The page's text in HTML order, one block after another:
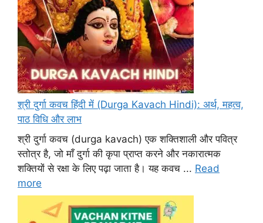
श्री दुर्गा कवच हिंदी में (Durga Kavach Hindi): अर्थ, महत्व,
पाठ विधि और लाभ
श्री दुर्गा कवच (durga kavach) एक शक्तिशाली और पवित्र
स्तोत्र है, जो माँ दुर्गा की कृपा प्राप्त करने और नकारात्मक
शक्तियों से रक्षा के लिए पढ़ा जाता है। यह कवच ... Read
more